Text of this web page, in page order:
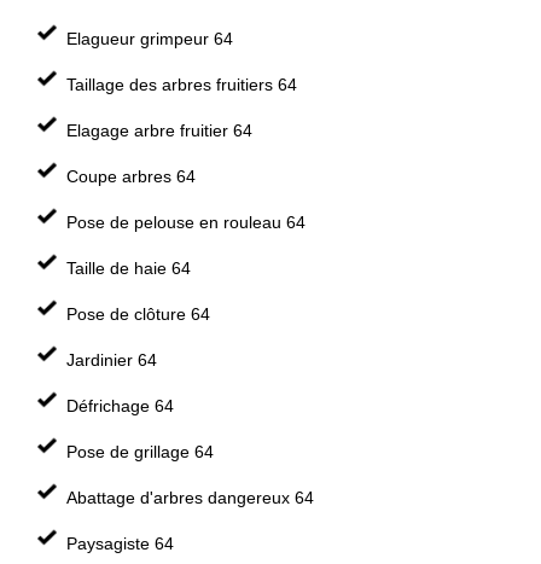
Elagueur grimpeur 64
Taillage des arbres fruitiers 64
Elagage arbre fruitier 64
Coupe arbres 64
Pose de pelouse en rouleau 64
Taille de haie 64
Pose de clôture 64
Jardinier 64
Défrichage 64
Pose de grillage 64
Abattage d'arbres dangereux 64
Paysagiste 64